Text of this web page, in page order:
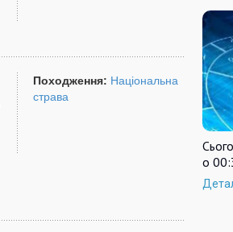
Походження: Національна
страва
о